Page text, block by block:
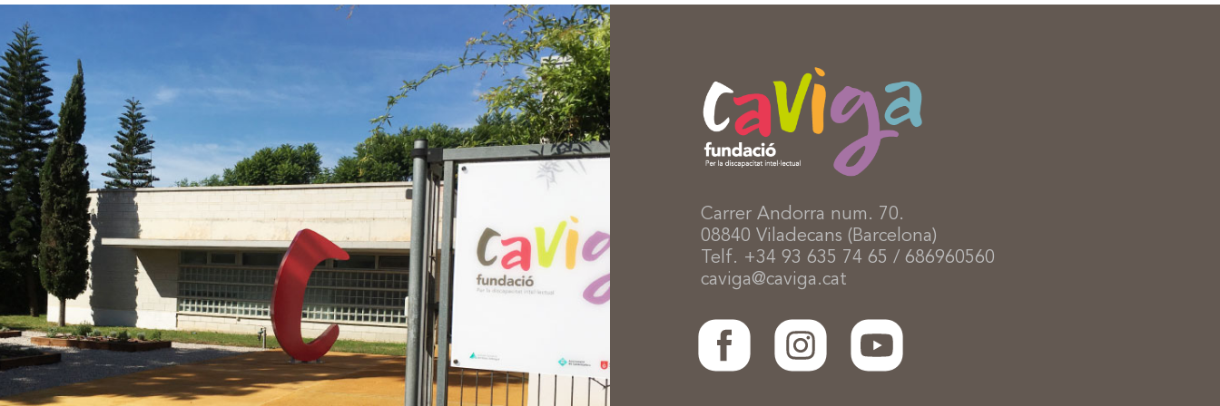
Carrer Andorra num. 70.
08840 Viladecans (Barcelona)
Telf. +34 93 635 74 65 / 686960560
caviga@caviga.cat